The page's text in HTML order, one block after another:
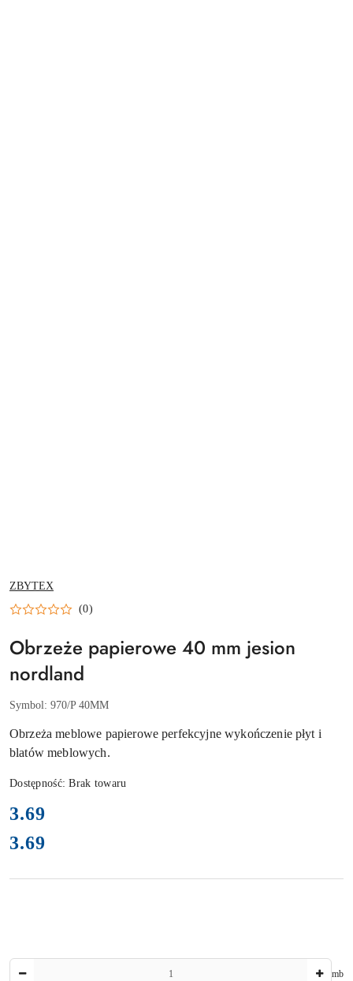
NAZWA
PRODUCENTA:
ZBYTEX
(0)
Obrzeże papierowe 40 mm jesion
nordland
Symbol: 970/P 40MM
Obrzeża meblowe papierowe perfekcyjne wykończenie płyt i
blatów meblowych.
Dostępność:Brak towaru
cena:
3.69
Cena:
3.69
mb